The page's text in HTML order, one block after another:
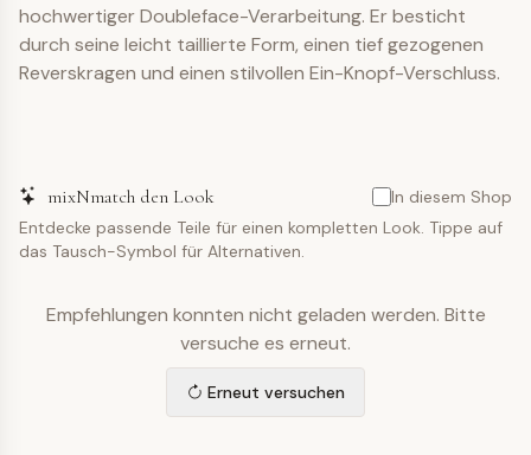
hochwertiger Doubleface-Verarbeitung. Er besticht
durch seine leicht taillierte Form, einen tief gezogenen
Reverskragen und einen stilvollen Ein-Knopf-Verschluss.
mixNmatch den Look
In diesem Shop
Entdecke passende Teile für einen kompletten Look. Tippe auf
das Tausch-Symbol für Alternativen.
Empfehlungen konnten nicht geladen werden. Bitte
versuche es erneut.
Erneut versuchen